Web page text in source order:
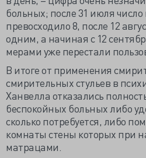
больных; после 31 июля
превосходило 8, после 12
одним, а начиная с 12
мерами уже перестали
В итоге от применения
смирительных стульев в
Ханвелла отказались
беспокойных больных либо
сколько потребуется, либо
комнаты стены которых при
матрацами.